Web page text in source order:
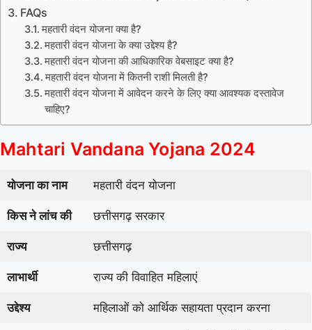
FAQs
महतारी वंदन योजना क्या है?
महतारी वंदन योजना के क्या उद्देश्य है?
महतारी वंदन योजना की आधिकारिक वेबसाइट क्या है?
महतारी वंदन योजना में कितनी राशी मिलती है?
महतारी वंदन योजना में आवेदन करने के लिए क्या आवश्यक दस्तावेज
चाहिए?
Mahtari Vandana Yojana 2024
योजना का नाम महतारी वंदन योजना
किस ने लांच की छत्तीसगढ़ सरकार
राज्य छत्तीसगढ़
लाभार्थी राज्य की विवाहित महिलाएं
उद्देश्य महिलाओं को आर्थिक सहायता प्रदान करना